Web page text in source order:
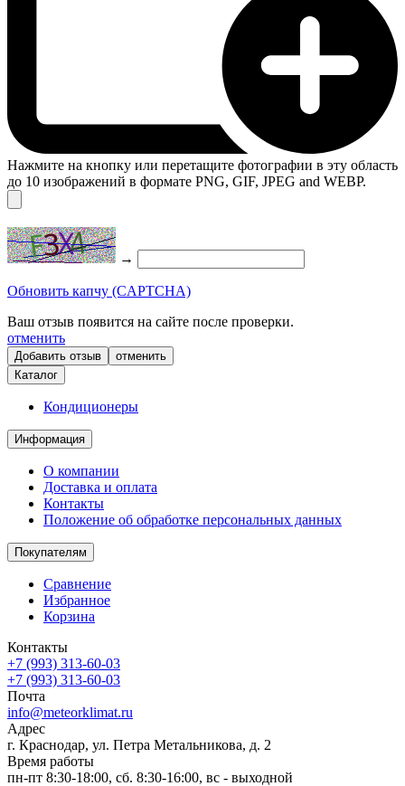
Нажмите на кнопку или перетащите фотографии в эту область
до 10 изображений в формате PNG, GIF, JPEG and WEBP.
→
Обновить капчу (CAPTCHA)
Ваш отзыв появится на сайте после проверки.
отменить
отменить
Каталог
Кондиционеры
Информация
О компании
Доставка и оплата
Контакты
Положение об обработке персональных данных
Покупателям
Сравнение
Избранное
Корзина
Контакты
+7 (993) 313-60-03
+7 (993) 313-60-03
Почта
info@meteorklimat.ru
Адрес
г. Краснодар, ул. Петра Метальникова, д. 2
Время работы
пн-пт 8:30-18:00, сб. 8:30-16:00, вс - выходной